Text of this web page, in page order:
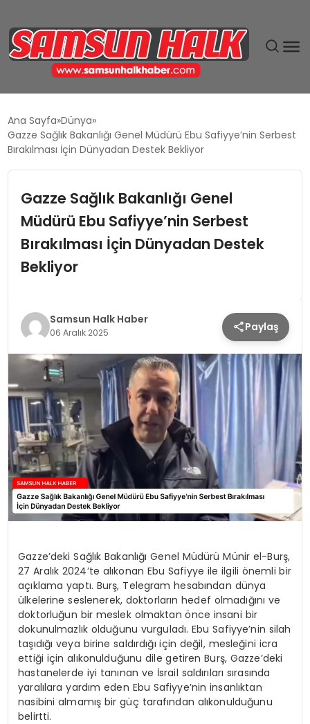
EĞITIM
GÜNDEM
MAGAZIN
SPOR
TEKNOLOJI
YAŞAM
Ana Sayfa Dünya
Gazze Sağlık Bakanlığı Genel Müdürü Ebu Safiyye’nin Serbest
Bırakılması İçin Dünyadan Destek Bekliyor
Gazze Sağlık Bakanlığı Genel
Müdürü Ebu Safiyye’nin Serbest
Bırakılması İçin Dünyadan Destek
Bekliyor
Samsun Halk Haber
06 Aralık 2025 Paylaş
Gazze’deki Sağlık Bakanlığı Genel Müdürü Münir el-Burş,
27 Aralık 2024’te alıkonan Ebu Safiyye ile ilgili önemli bir
açıklama yaptı. Burş, Telegram hesabından dünya
ülkelerine seslenerek, doktorların hedef olmadığını ve
doktorluğun bir meslek olmaktan önce insani bir
dokunulmazlık olduğunu vurguladı. Ebu Safiyye’nin silah
taşıdığı veya birine saldırdığı için değil, mesleğini icra
ettiği için alıkonulduğunu dile getiren Burş, Gazze’deki
hastanelerde iyi tanınan ve İsrail saldırıları sırasında
yaralılara yardım eden Ebu Safiyye’nin insanlıktan
nasibini almamış bir güç tarafından alıkonulduğunu
belirtti.